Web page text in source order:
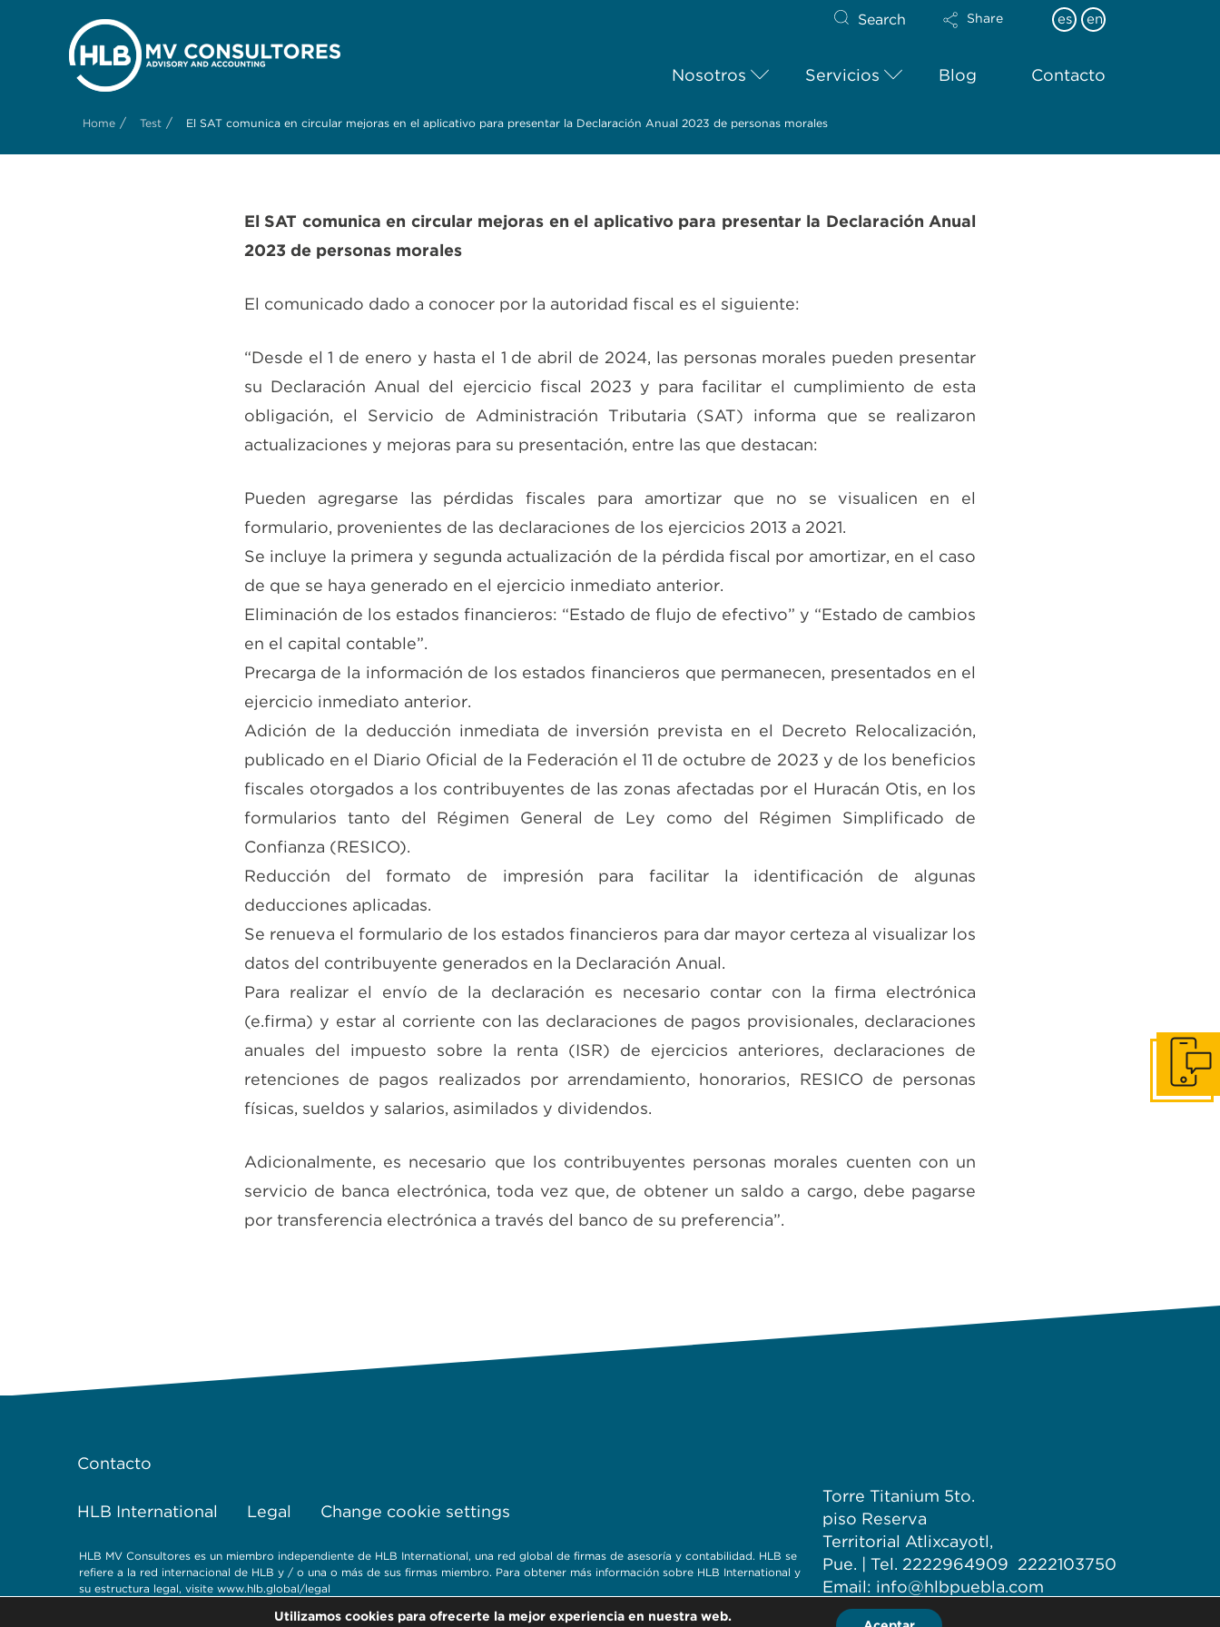
Search Share es en
Nosotros Servicios Blog Contacto
Home / Test / El SAT comunica en circular mejoras en el aplicativo para presentar la Declaración Anual 2023 de personas morales
El SAT comunica en circular mejoras en el aplicativo para presentar la Declaración Anual
2023 de personas morales
El comunicado dado a conocer por la autoridad fiscal es el siguiente:
“Desde el 1 de enero y hasta el 1 de abril de 2024, las personas morales pueden presentar
su Declaración Anual del ejercicio fiscal 2023 y para facilitar el cumplimiento de esta
obligación, el Servicio de Administración Tributaria (SAT) informa que se realizaron
actualizaciones y mejoras para su presentación, entre las que destacan:
Pueden agregarse las pérdidas fiscales para amortizar que no se visualicen en el
formulario, provenientes de las declaraciones de los ejercicios 2013 a 2021.
Se incluye la primera y segunda actualización de la pérdida fiscal por amortizar, en el caso
de que se haya generado en el ejercicio inmediato anterior.
Eliminación de los estados financieros: “Estado de flujo de efectivo” y “Estado de cambios
en el capital contable”.
Precarga de la información de los estados financieros que permanecen, presentados en el
ejercicio inmediato anterior.
Adición de la deducción inmediata de inversión prevista en el Decreto Relocalización,
publicado en el Diario Oficial de la Federación el 11 de octubre de 2023 y de los beneficios
fiscales otorgados a los contribuyentes de las zonas afectadas por el Huracán Otis, en los
formularios tanto del Régimen General de Ley como del Régimen Simplificado de
Confianza (RESICO).
Reducción del formato de impresión para facilitar la identificación de algunas
deducciones aplicadas.
Se renueva el formulario de los estados financieros para dar mayor certeza al visualizar los
datos del contribuyente generados en la Declaración Anual.
Para realizar el envío de la declaración es necesario contar con la firma electrónica
(e.firma) y estar al corriente con las declaraciones de pagos provisionales, declaraciones
anuales del impuesto sobre la renta (ISR) de ejercicios anteriores, declaraciones de
retenciones de pagos realizados por arrendamiento, honorarios, RESICO de personas
físicas, sueldos y salarios, asimilados y dividendos.
Adicionalmente, es necesario que los contribuyentes personas morales cuenten con un
servicio de banca electrónica, toda vez que, de obtener un saldo a cargo, debe pagarse
por transferencia electrónica a través del banco de su preferencia”.
Contacto
HLB International Legal Change cookie settings
HLB MV Consultores es un miembro independiente de HLB International, una red global de firmas de asesoría y contabilidad. HLB se
refiere a la red internacional de HLB y / o una o más de sus firmas miembro. Para obtener más información sobre HLB International y
su estructura legal, visite www.hlb.global/legal
Torre Titanium 5to.
piso Reserva
Territorial Atlixcayotl,
Pue. | Tel. 2222964909 2222103750
Email: info@hlbpuebla.com
Utilizamos cookies para ofrecerte la mejor experiencia en nuestra web.